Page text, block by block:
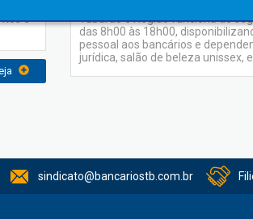
e
Tubarão e Região funciona de
das 8h00 às 18h00,
pessoal aos bancários e
jurídica, salão de beleza unissex,
sindicato@bancariostb.com.br